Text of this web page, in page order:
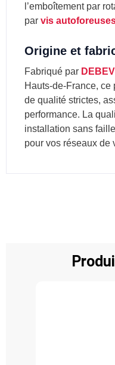
l’emboîtement par
par vis
Origine et
Fabriqué par
Hauts-de-France, ce
de qualité strictes,
performance. La
installation sans
pour vos réseaux de